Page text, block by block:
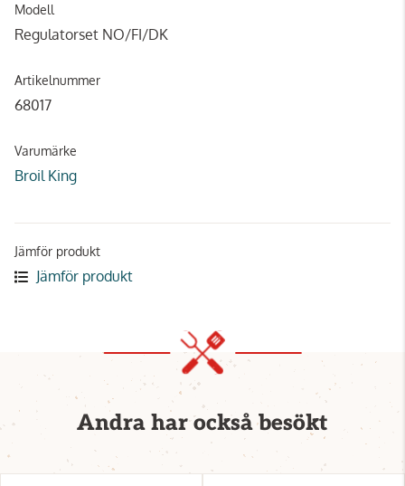
Modell
Regulatorset NO/FI/DK
Artikelnummer
68017
Varumärke
Broil King
Jämför produkt
Jämför produkt
Andra har också besökt